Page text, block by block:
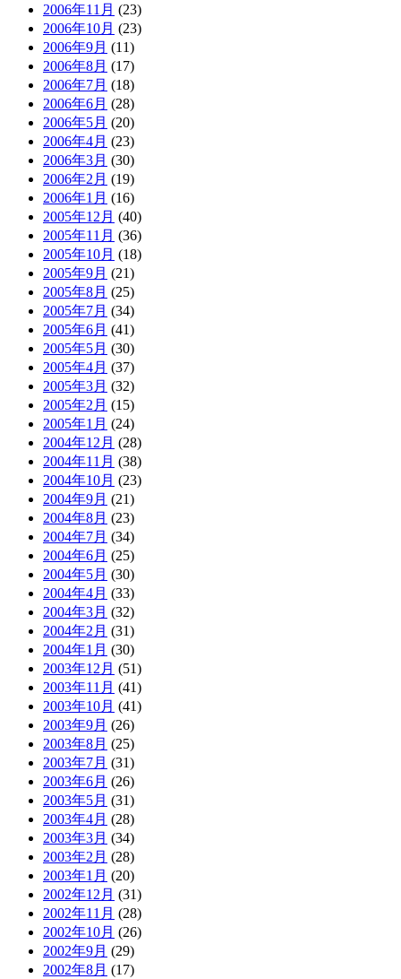
2006年11月 (23)
2006年10月 (23)
2006年9月 (11)
2006年8月 (17)
2006年7月 (18)
2006年6月 (28)
2006年5月 (20)
2006年4月 (23)
2006年3月 (30)
2006年2月 (19)
2006年1月 (16)
2005年12月 (40)
2005年11月 (36)
2005年10月 (18)
2005年9月 (21)
2005年8月 (25)
2005年7月 (34)
2005年6月 (41)
2005年5月 (30)
2005年4月 (37)
2005年3月 (32)
2005年2月 (15)
2005年1月 (24)
2004年12月 (28)
2004年11月 (38)
2004年10月 (23)
2004年9月 (21)
2004年8月 (23)
2004年7月 (34)
2004年6月 (25)
2004年5月 (30)
2004年4月 (33)
2004年3月 (32)
2004年2月 (31)
2004年1月 (30)
2003年12月 (51)
2003年11月 (41)
2003年10月 (41)
2003年9月 (26)
2003年8月 (25)
2003年7月 (31)
2003年6月 (26)
2003年5月 (31)
2003年4月 (28)
2003年3月 (34)
2003年2月 (28)
2003年1月 (20)
2002年12月 (31)
2002年11月 (28)
2002年10月 (26)
2002年9月 (29)
2002年8月 (17)